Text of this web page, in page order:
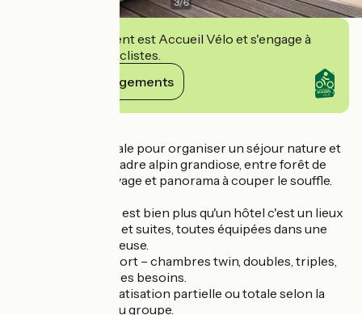
Cet établissement est Accueil Vélo et s'engage à
accueillir des cyclistes.
Voir ses engagements
C’est l’adresse idéale pour organiser un séjour nature et
détente, dans un cadre alpin grandiose, entre forêt de
mélèze, faune sauvage et panorama à couper le souffle.
Le Chalet d'Auron est bien plus qu'un hôtel c'est un lieux
avec 17 chambres et suites, toutes équipées dans une
ambiance chaleureuse.
Literie grand confort – chambres twin, doubles, triples,
quadruples selon les besoins.
Possibilité de privatisation partielle ou totale selon la
saison et la taille du groupe.